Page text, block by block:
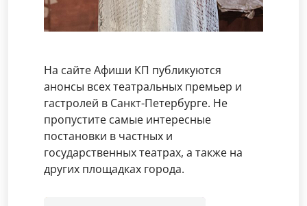
На сайте Афиши КП публикуются
анонсы всех театральных премьер и
гастролей в Санкт-Петербурге. Не
пропустите самые интересные
постановки в частных и
государственных театрах, а также на
других площадках города.